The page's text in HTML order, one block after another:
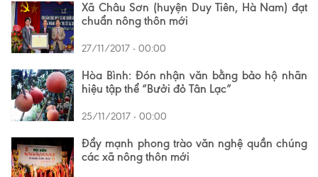
Xã Châu Sơn (huyện Duy Tiên, Hà Nam) đạt
chuẩn nông thôn mới
27/11/2017 - 00:00
Hòa Bình: Đón nhận văn bằng bảo hộ nhãn
hiệu tập thể “Bưởi đỏ Tân Lạc”
25/11/2017 - 00:00
Đẩy mạnh phong trào văn nghệ quần chúng
các xã nông thôn mới